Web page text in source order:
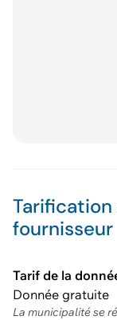
fournisseur
Tarif de la
Donnée gratuite
La municipalité se